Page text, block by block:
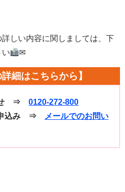
しい内容に関しましては、下
い
✉
詳細はこちらから】
せ ⇒ 0120-272-800
申込み ⇒
メールでのお問い